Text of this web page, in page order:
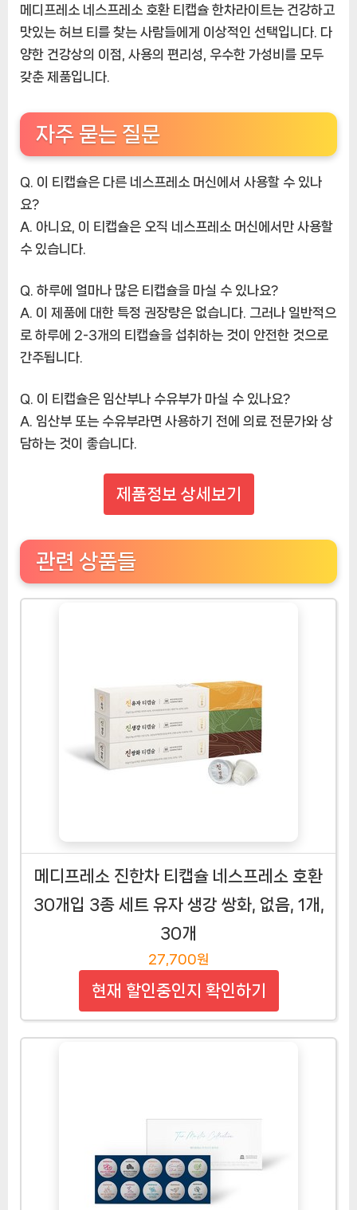
메디프레소 네스프레소 호환 티캡슐 한차라이트는 건강하고
맛있는 허브 티를 찾는 사람들에게 이상적인 선택입니다. 다
양한 건강상의 이점, 사용의 편리성, 우수한 가성비를 모두
갖춘 제품입니다.
자주 묻는 질문
Q. 이 티캡슐은 다른 네스프레소 머신에서 사용할 수 있나
요?
A. 아니요, 이 티캡슐은 오직 네스프레소 머신에서만 사용할
수 있습니다.
Q. 하루에 얼마나 많은 티캡슐을 마실 수 있나요?
A. 이 제품에 대한 특정 권장량은 없습니다. 그러나 일반적으
로 하루에 2-3개의 티캡슐을 섭취하는 것이 안전한 것으로
간주됩니다.
Q. 이 티캡슐은 임산부나 수유부가 마실 수 있나요?
A. 임산부 또는 수유부라면 사용하기 전에 의료 전문가와 상
담하는 것이 좋습니다.
제품정보 상세보기
관련 상품들
메디프레소 진한차 티캡슐 네스프레소 호환
30개입 3종 세트 유자 생강 쌍화, 없음, 1개,
30개
27,700원
현재 할인중인지 확인하기